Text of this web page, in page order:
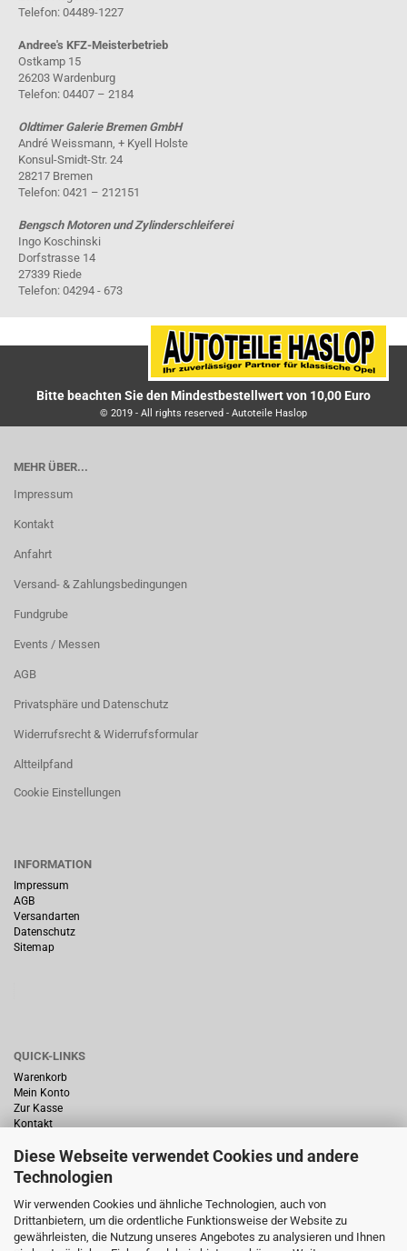
Diese Webseite verwendet Cookies und andere
Technologien
Wir verwenden Cookies und ähnliche Technologien, auch von
Drittanbietern, um die ordentliche Funktionsweise der Website zu
gewährleisten, die Nutzung unseres Angebotes zu analysieren und Ihnen
Telefon: 04489-1227
Andree's KFZ-Meisterbetrieb
Ostkamp 15
26203 Wardenburg
Telefon: 04407 – 2184
Oldtimer Galerie Bremen GmbH
André Weissmann, + Kyell Holste
Konsul-Smidt-Str. 24
28217 Bremen
Telefon: 0421 – 212151
Bengsch Motoren und Zylinderschleiferei
Ingo Koschinski
Dorfstrasse 14
27339 Riede
Telefon: 04294 - 673
Bitte beachten Sie den Mindestbestellwert von 10,00 Euro
© 2019 - All rights reserved - Autoteile Haslop
MEHR ÜBER...
Impressum
Kontakt
Anfahrt
Versand- & Zahlungsbedingungen
Fundgrube
Events / Messen
AGB
Privatsphäre und Datenschutz
Widerrufsrecht & Widerrufsformular
Altteilpfand
Cookie Einstellungen
INFORMATION
Impressum
AGB
Versandarten
Datenschutz
Sitemap
QUICK-LINKS
Warenkorb
Mein Konto
Zur Kasse
Kontakt
HÄUFIG GESUCHT